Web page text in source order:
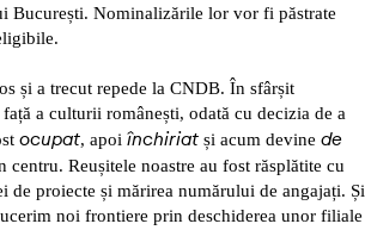
București. Nominalizările lor vor fi păstrate
și a trecut repede la CNDB. În sfârșit
a culturii românești, odată cu decizia de a
ocupat, apoi închiriatși acum devine de
Reușitele noastre au fost răsplătite cu
de proiecte și mărirea numărului de angajați. Și
noi frontiere prin deschiderea unor filiale